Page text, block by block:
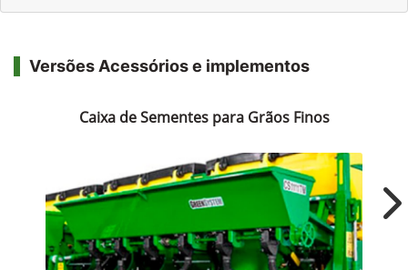
Versões Acessórios e implementos
Caixa de Sementes para Grãos Finos